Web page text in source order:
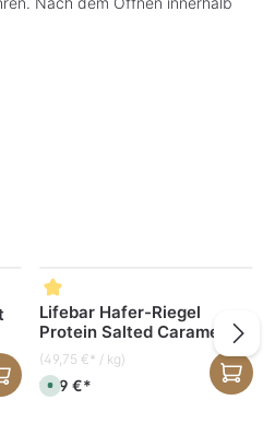
Lifebar Hafer-Riegel
Protein Salted Caramel
Crisp, bio 40 g
(49,75 €* / kg)
S
o
1,99 €*